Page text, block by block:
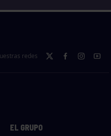
redes
EL GRUPO